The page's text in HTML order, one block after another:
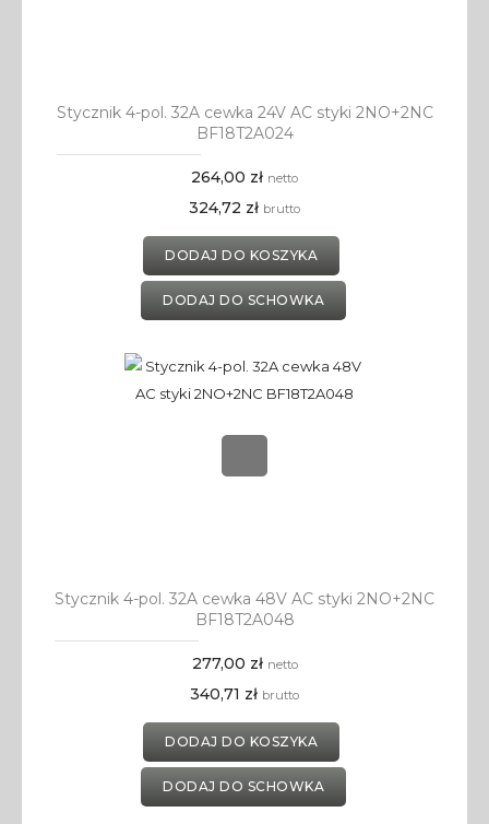
Stycznik 4-pol. 32A cewka 24V AC styki 2NO+2NC
BF18T2A024
264,00 zł netto
324,72 zł brutto
DODAJ DO KOSZYKA
DODAJ DO SCHOWKA
Stycznik 4-pol. 32A cewka 48V AC styki 2NO+2NC
BF18T2A048
277,00 zł netto
340,71 zł brutto
DODAJ DO KOSZYKA
DODAJ DO SCHOWKA